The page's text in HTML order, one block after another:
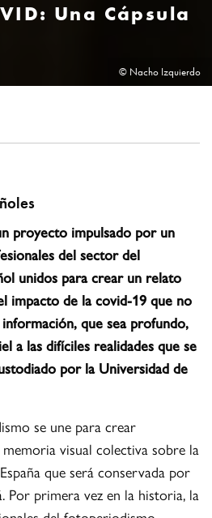
Una Cápsula
© Nacho Izquierdo
proyecto impulsado por un
del sector del
unidos para crear un relato
impacto de la covid-19 que no
que sea profundo,
a las difíciles realidades que se
por la Universidad de
se une para crear
visual colectiva sobre la
que será conservada por
Por primera vez en la historia, la